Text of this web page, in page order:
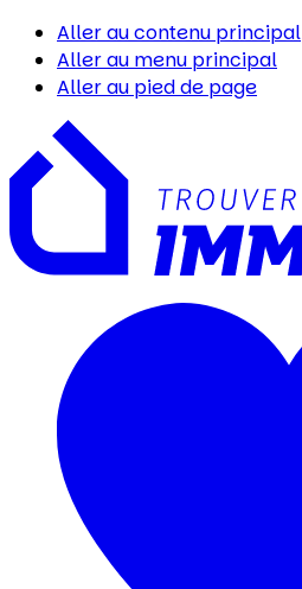
Aller au contenu principal
Aller au menu principal
Aller au pied de page